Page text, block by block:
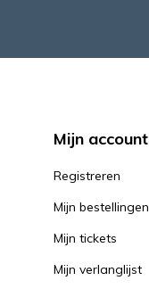
Mijn account
Registreren
Mijn bestellingen
Mijn tickets
Mijn verlanglijst